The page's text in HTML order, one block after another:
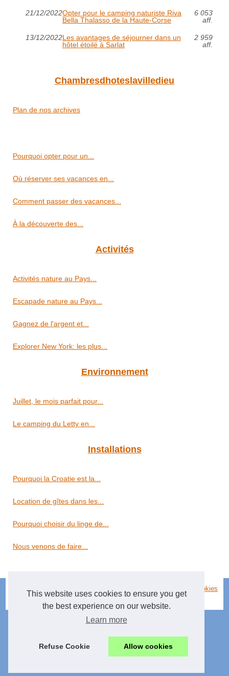
This website uses cookies to ensure you get
the best experience on our website.
Learn more
Refuse Cookie Allow cookies
21/12/2022Opter pour le camping naturiste Riva
Bella Thalasso de la Haute-Corse
6 053
aff.
13/12/2022Les avantages de séjourner dans un
hôtel étoilé à Sarlat
2 959
aff.
Chambresdhoteslavilledieu
Plan de nos archives
Pourquoi opter pour un...
Où réserver ses vacances en...
Comment passer des vacances...
À la découverte des...
Activités
Activités nature au Pays...
Escapade nature au Pays...
Gagnez de l'argent et...
Explorer New York: les plus...
Environnement
Juillet, le mois parfait pour...
Le camping du Letty en...
Installations
Pourquoi la Croatie est la...
Location de gîtes dans les...
Pourquoi choisir du linge de...
Nous venons de faire...
Cookies
Policy